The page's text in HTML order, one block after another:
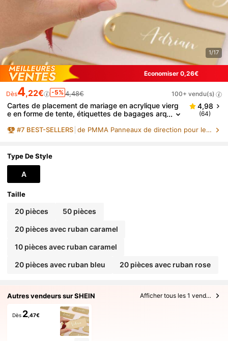
1/17
Économiser 0,26€
Dès4,22€ -5% 4,48€ 100+ vendu(s)
Cartes de placement de mariage en acrylique vierg
e en forme de tente, étiquettes de bagages arq
oré, plaques de numéro de table réservée et de no
4,98
(64)
#7 BEST-SELLERS de PMMA Panneaux de direction pour les fêtes
Type De Style
A
Taille
20 pièces 50 pièces
20 pièces avec ruban caramel
10 pièces avec ruban caramel
20 pièces avec ruban bleu 20 pièces avec ruban rose
Autres vendeurs sur SHEIN Afficher tous les 1 vendeurs
Dès 2,47€